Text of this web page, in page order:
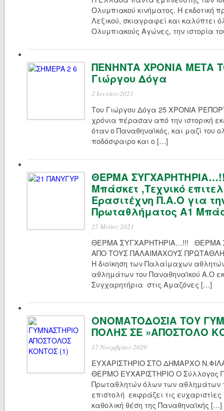
Ολυμπιακού κινήματος. Η εκδοτική
Λεξικού, σκιαγραφεί και καλύπτει
Ολυμπιακούς Αγώνες, την ιστορία
ΠΕΝΗΝΤΑ ΧΡΟΝΙΑ ΜΕΤΑ
Γιώργου Δόγα
2 Ιουνίου 2021
Του Γιώργου Δόγα 25 ΧΡΟΝΙΑ
χρόνια πέρασαν από την ιστορική
όταν ο Παναθηναϊκός, και μαζί του
ποδόσφαιρο και ο […]
ΘΕΡΜΑ
Μπάσκετ ,Τεχνικό
Ερασιτέχνη Π.Α.Ο για
Πρωταθλήματος Α1
25 Μάϊος 2021
ΘΕΡΜΑ ΣΥΓΧΑΡΗΤΗΡΙΑ…!!! ΘΕΡΜΑ
ΑΠΟ ΤΟΥΣ ΠΑΛΑΙΜΑΧΟΥΣ
Η διοίκηση των Παλαίμαχων
αθλημάτων του Παναθηναϊκού Α.Ο
Συγχαρητήρια στις Αμαζόνες […]
ΟΝΟΜΑΤΟΔΟΣΙΑ ΤΟΥ
ΠΟΛΗΣ ΣΕ »ΑΠΟΣΤΟΛΟ
17 Νοεμβρίου 2020
ΕΥΧΑΡΙΣΤΗΡΙΟ ΣΤΟ ΔΗΜΑΡΧΟ
ΘΕΡΜΟ ΕΥΧΑΡΙΣΤΗΡΙΟ Ο Σύλλογος
Πρωταθλητών όλων των αθλημάτων
επιστολή εκφράζει τις
καθολική θέση της Παναθηναϊκής […]